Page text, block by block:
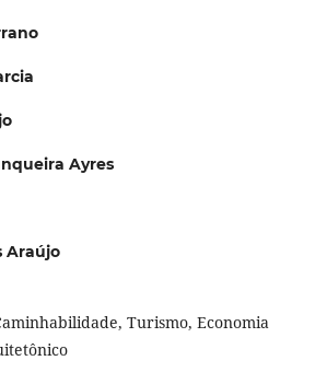
Ayres
Araújo
Turismo, Economia